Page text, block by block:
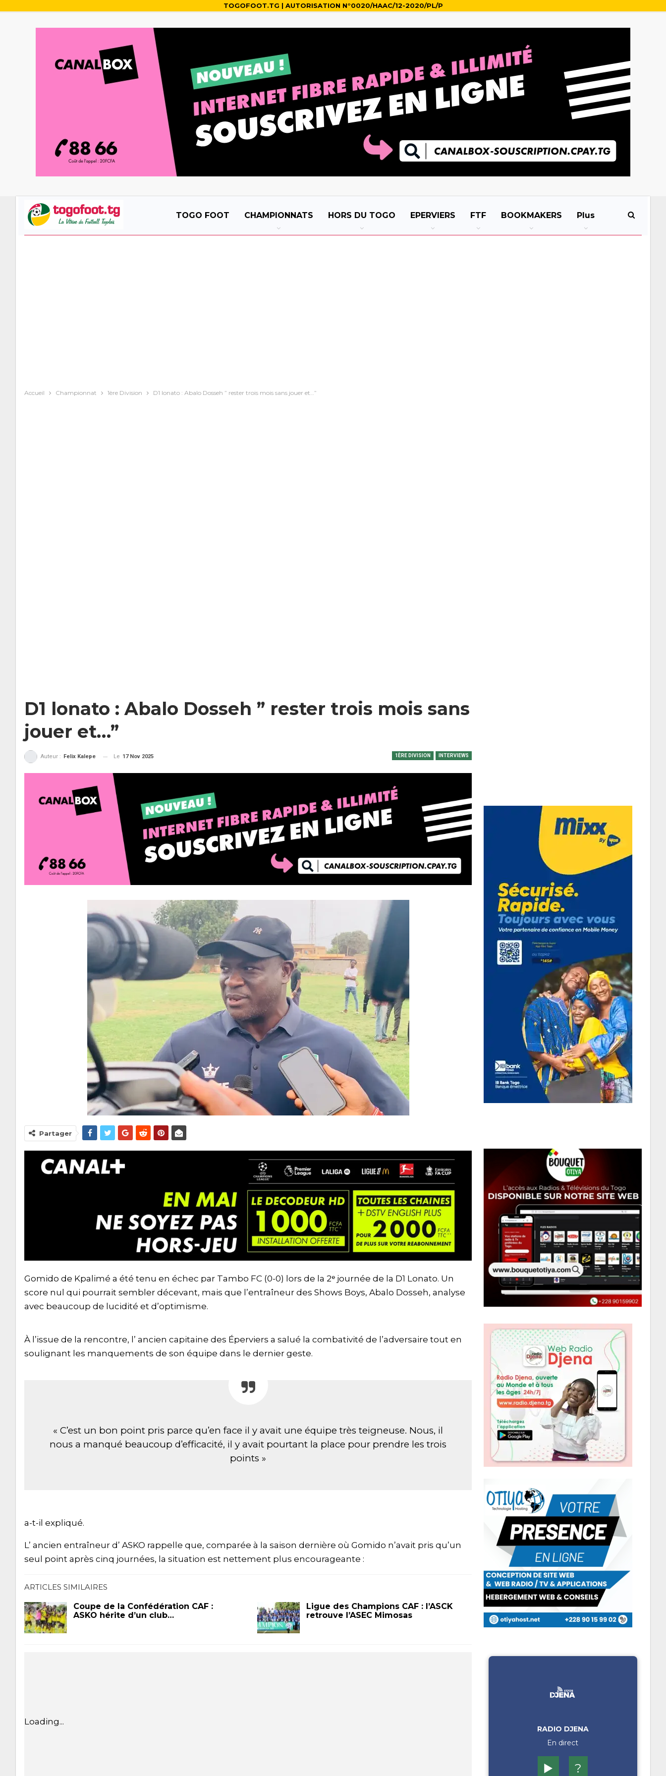
TOGOFOOT.TG | AUTORISATION N°0020/HAAC/12-2020/PL/P
TOGO FOOT CHAMPIONNATS HORS DU TOGO EPERVIERS FTF BOOKMAKERS Plus
Accueil Championnat 1ère Division D1 lonato : Abalo Dosseh ” rester trois mois sans jouer et…”
D1 lonato : Abalo Dosseh ” rester trois mois sans
jouer et…”
1ÈRE DIVISION INTERVIEWS
Auteur : Felix Kalepe Le 17 Nov 2025
Partager
Gomido de Kpalimé a été tenu en échec par Tambo FC (0-0) lors de la 2ᵉ journée de la D1 Lonato. Un
score nul qui pourrait sembler décevant, mais que l’entraîneur des Shows Boys, Abalo Dosseh, analyse
avec beaucoup de lucidité et d’optimisme.
À l’issue de la rencontre, l’ ancien capitaine des Éperviers a salué la combativité de l’adversaire tout en
soulignant les manquements de son équipe dans le dernier geste.
« C’est un bon point pris parce qu’en face il y avait une équipe très teigneuse. Nous, il
nous a manqué beaucoup d’efficacité, il y avait pourtant la place pour prendre les trois
points »
a-t-il expliqué.
L’ ancien entraîneur d’ ASKO rappelle que, comparée à la saison dernière où Gomido n’avait pris qu’un
seul point après cinq journées, la situation est nettement plus encourageante :
ARTICLES SIMILAIRES
Coupe de la Confédération CAF :
ASKO hérite d’un club…
Ligue des Champions CAF : l’ASCK
retrouve l’ASEC Mimosas
Loading...
RADIO DJENA
En direct
▶️ ?